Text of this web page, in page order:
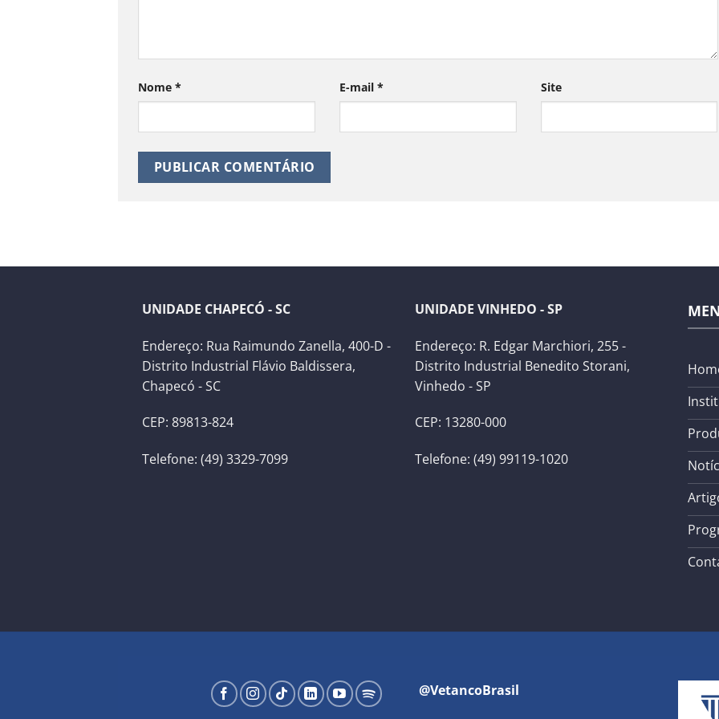
Nome * E-mail * Site
UNIDADE CHAPECÓ - SC
Endereço: Rua Raimundo Zanella, 400-D -
Distrito Industrial Flávio Baldissera,
Chapecó - SC
CEP: 89813-824
Telefone: (49) 3329-7099
UNIDADE VINHEDO - SP
Endereço: R. Edgar Marchiori, 255 -
Distrito Industrial Benedito Storani,
Vinhedo - SP
CEP: 13280-000
Telefone: (49) 99119-1020
@VetancoBrasil